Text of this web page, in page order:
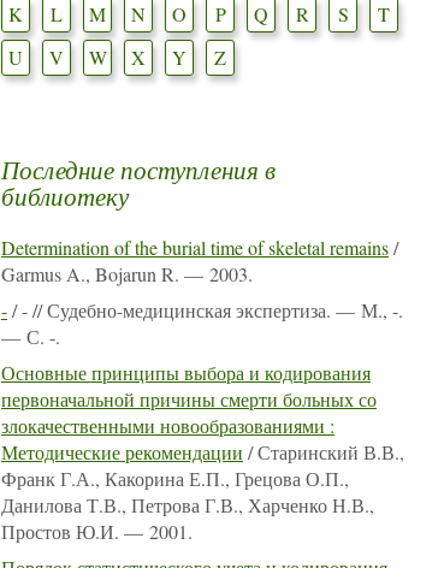
K
L M N O P Q R S
T
U
V W X Y Z
Последние поступления в
библиотеку
Determination of the burial time of skeletal remains/
Garmus A., Bojarun R. — 2003.
-/ - // Судебно-медицинская экспертиза. — М., -.
— С. -.
Основные принципы выбора и кодирования
первоначальной причины смерти больных со
злокачественными новообразованиями :
Методические рекомендации / Старинский В.В.,
Франк Г.А., Какорина Е.П., Грецова О.П.,
Данилова Т.В., Петрова Г.В., Харченко Н.В.,
Простов Ю.И. — 2001.